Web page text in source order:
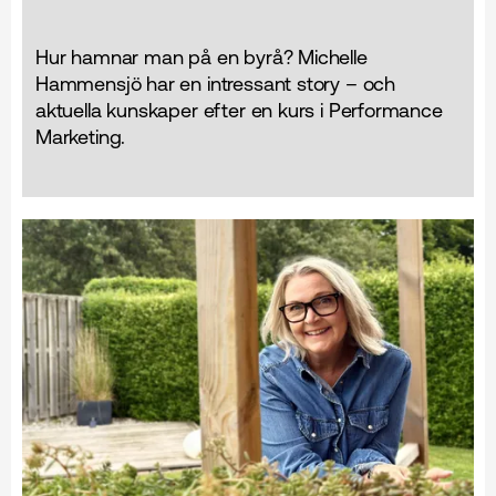
Hur hamnar man på en byrå? Michelle
Hammensjö har en intressant story – och
aktuella kunskaper efter en kurs i Performance
Marketing.